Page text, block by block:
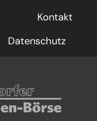
Kontakt
Datenschutz